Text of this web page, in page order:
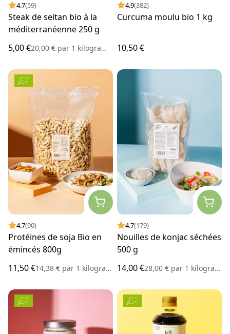
4.7(59)
Steak de seitan bio à la
méditerranéenne 250 g
5,00 €20,00 € par 1 kilogramme
4.9(382)
Curcuma moulu bio 1 kg
10,50 €
4.7(90)
Protéines de soja Bio en
émincés 800g
11,50 €14,38 € par 1 kilogramme
4.7(179)
Nouilles de konjac séchées
500 g
14,00 €28,00 € par 1 kilogramme